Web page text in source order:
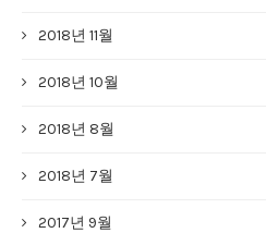
2018년 11월
2018년 10월
2018년 8월
2018년 7월
2017년 9월